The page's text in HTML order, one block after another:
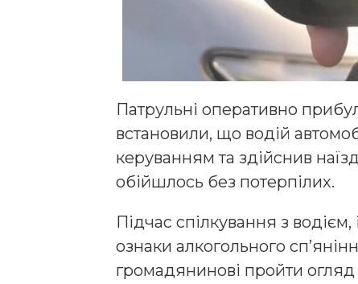
Патрульні оперативно
встановили, що водій
керуванням та здійснив
обійшлось без потерпілих.
Підчас спілкування з
ознаки алкогольного
громадянинові пройти огляд